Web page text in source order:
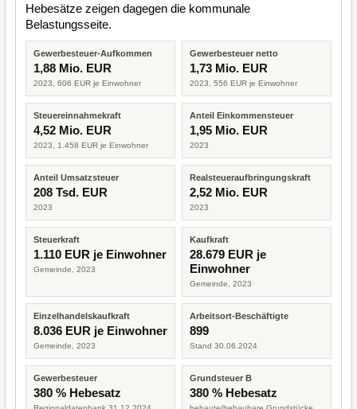
Hebesätze zeigen dagegen die kommunale
Belastungsseite.
Gewerbesteuer-Aufkommen
1,88 Mio. EUR
2023, 606 EUR je Einwohner
Gewerbesteuer netto
1,73 Mio. EUR
2023, 556 EUR je Einwohner
Steuereinnahmekraft
4,52 Mio. EUR
2023, 1.458 EUR je Einwohner
Anteil Einkommensteuer
1,95 Mio. EUR
2023
Anteil Umsatzsteuer
208 Tsd. EUR
2023
Realsteueraufbringungskraft
2,52 Mio. EUR
2023
Steuerkraft
1.110 EUR je Einwohner
Gemeinde, 2023
Kaufkraft
28.679 EUR je
Einwohner
Gemeinde, 2023
Einzelhandelskaufkraft
8.036 EUR je Einwohner
Gemeinde, 2023
Arbeitsort-Beschäftigte
899
Stand 30.06.2024
Gewerbesteuer
380 % Hebesatz
Grundsteuer B
380 % Hebesatz